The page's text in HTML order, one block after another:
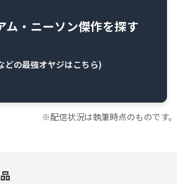
ム・ニーソン傑作を探す
どの最強オヤジはこちら)
※配信状況は執筆時点のものです。